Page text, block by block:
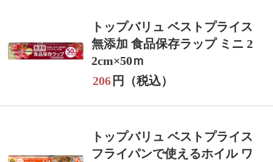
トップバリュ ベストプライス
無添加 食品保存ラップ ミニ 2
2cm×50ｍ
206 円（税込）
トップバリュ ベストプライス
フライパンで使えるホイル ワ